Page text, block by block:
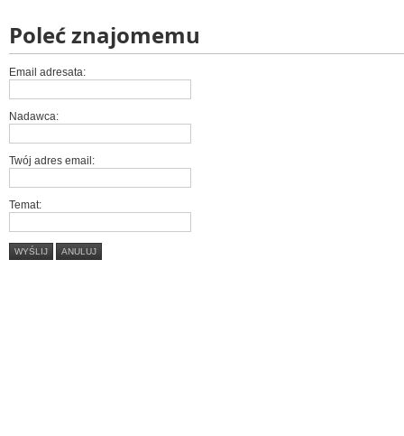
Poleć znajomemu
Email adresata:
Nadawca:
Twój adres email:
Temat:
WYŚLIJ ANULUJ